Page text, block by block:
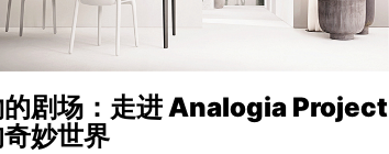
的剧场：走进 Analogia Project
妙世界